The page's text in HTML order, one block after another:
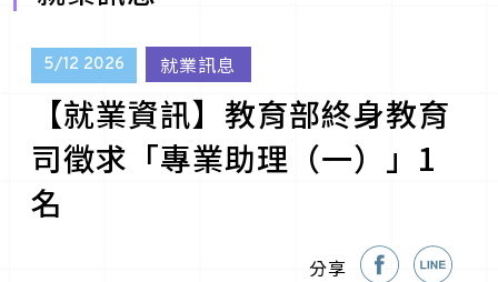
5/12 2026 就業訊息
【就業資訊】教育部終身教育
司徵求「專業助理（一）」1
名
分享